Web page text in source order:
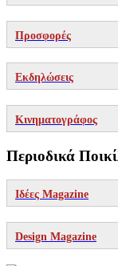
Προσφορές
Εκδηλώσεις
Κινηματογράφος
Περιοδικά
Ιδέες Magazine
Design Magazine